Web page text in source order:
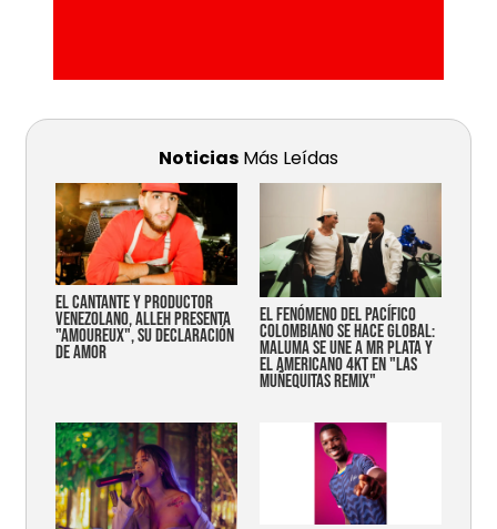
Noticias Más Leídas
EL CANTANTE Y PRODUCTOR
VENEZOLANO, ALLEH PRESENTA
"AMOUREUX", SU DECLARACIÓN
DE AMOR
EL FENÓMENO DEL PACÍFICO
COLOMBIANO SE HACE GLOBAL:
MALUMA SE UNE A MR PLATA Y
EL AMERICANO 4KT EN "LAS
MUÑEQUITAS REMIX"